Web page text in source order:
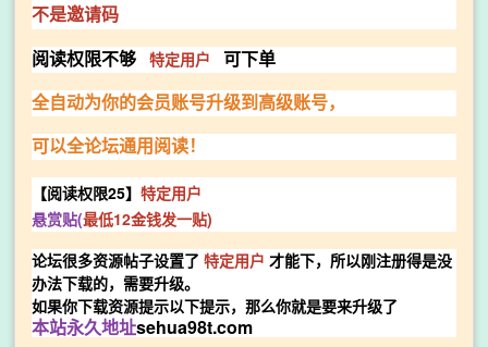
不是邀请码
阅读权限不够 特定用户 可下单
全自动为你的会员账号升级到高级账号，
可以全论坛通用阅读！
【阅读权限25】 特定用户
悬赏贴(最低12金钱发一贴)
论坛很多资源帖子设置了 特定用户 才能下，所以刚注册得是没
办法下载的，需要升级。
如果你下载资源提示以下提示，那么你就是要来升级了
本站永久地址sehua98t.com